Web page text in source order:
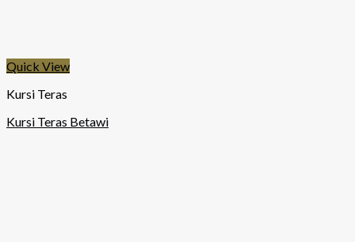
Quick View
Kursi Teras
Kursi Teras Betawi